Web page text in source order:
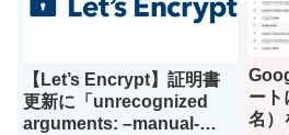
【Let’s Encrypt】証明書
更新に「unrecognized
arguments: –manual-
ート
名）